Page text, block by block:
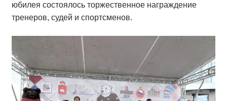
юбилея состоялось торжественное награждение
тренеров, судей и спортсменов.